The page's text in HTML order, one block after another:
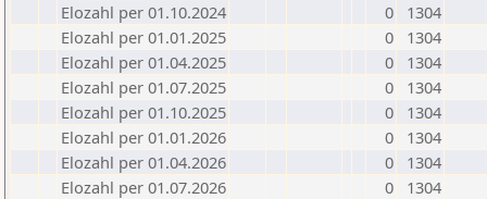
Elozahl per 01.10.2024
0
1304
Elozahl per 01.01.2025
0
1304
Elozahl per 01.04.2025
0
1304
Elozahl per 01.07.2025
0
1304
Elozahl per 01.10.2025
0
1304
Elozahl per 01.01.2026
0
1304
Elozahl per 01.04.2026
0
1304
Elozahl per 01.07.2026
0
1304